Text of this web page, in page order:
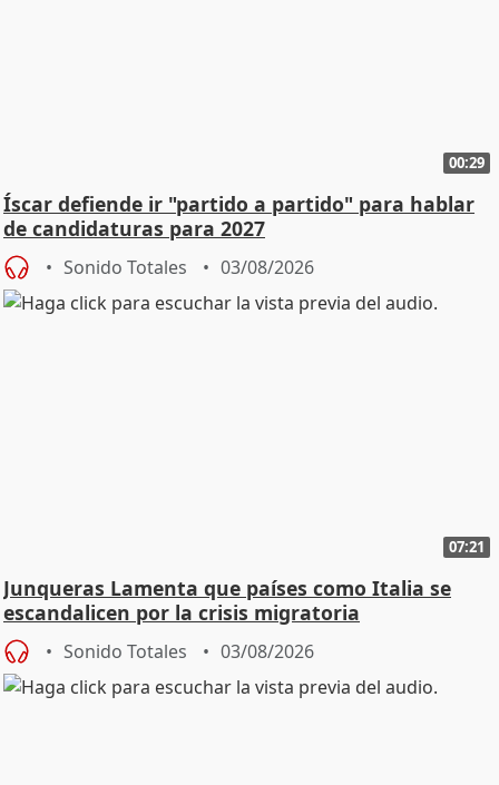
00:29
Íscar defiende ir "partido a partido" para hablar
de candidaturas para 2027
Sonido Totales 03/08/2026
07:21
Junqueras Lamenta que países como Italia se
escandalicen por la crisis migratoria
Sonido Totales 03/08/2026